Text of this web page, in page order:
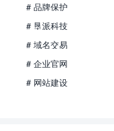
# 品牌保护
# 垦派科技
# 域名交易
# 企业官网
# 网站建设